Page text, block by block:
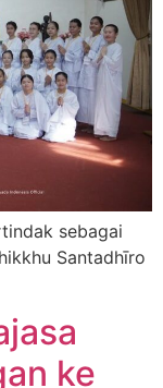
sebagai
Santadhīro
ke